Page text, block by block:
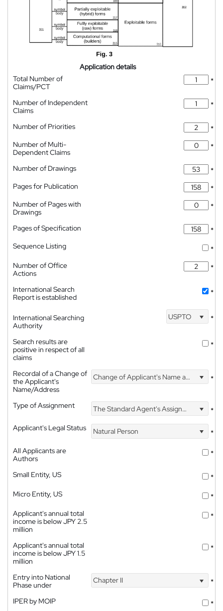
Application details
Total Number of
Claims/PCT
*
Number of Independent
Claims
*
Number of Priorities
*
Number of Multi-
Dependent Claims
*
Number of Drawings
*
Pages for Publication
*
Number of Pages with
Drawings
*
Pages of Specification
*
Sequence Listing
*
Number of Office
Actions
*
International Search
Report is established
*
International Searching
Authority
USPTO *
Search results are
positive in respect of all
claims
*
Recordal of a Change of
the Applicant's
Name/Address
Change of Applicant's Name and Address *
Type of Assignment The Standard Agent's Assignment
*
Applicant's Legal Status
Natural Person
*
All Applicants are
Authors
*
Small Entity, US
*
Micro Entity, US
*
Applicant's annual total
income is below JPY 2.5
million
*
Applicant's annual total
income is below JPY 1.5
million
*
Entry into National
Phase under
Chapter II *
IPER by MOIP *